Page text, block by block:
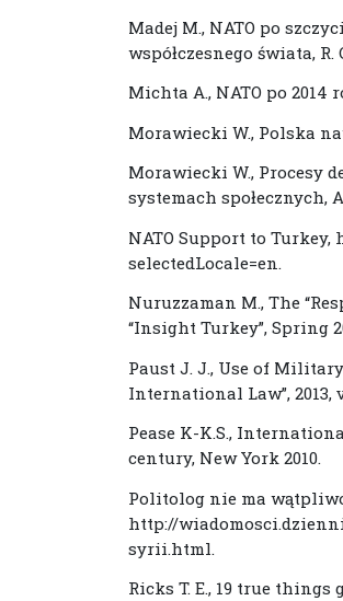
Madej M., NATO po
współczesnego świata, R.
Michta A., NATO po 2014
Morawiecki W., Polska
Morawiecki W., Procesy
systemach społecznych,
NATO Support to
selectedLocale=en.
Nuruzzaman M., The
“Insight Turkey”, Spring
Paust J. J., Use of
International Law”, 2013,
Pease K-K.S.,
century, New York 2010.
Politolog nie ma
http://
syrii.html.
Ricks T. E., 19 true